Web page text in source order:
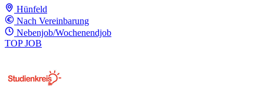
Hünfeld
Nach Vereinbarung
Nebenjob/Wochenendjob
TOP JOB